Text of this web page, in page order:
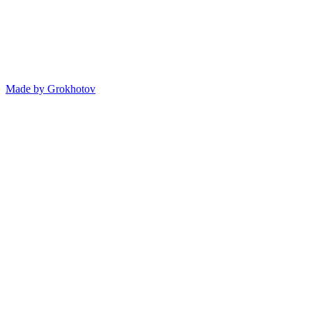
Made by Grokhotov